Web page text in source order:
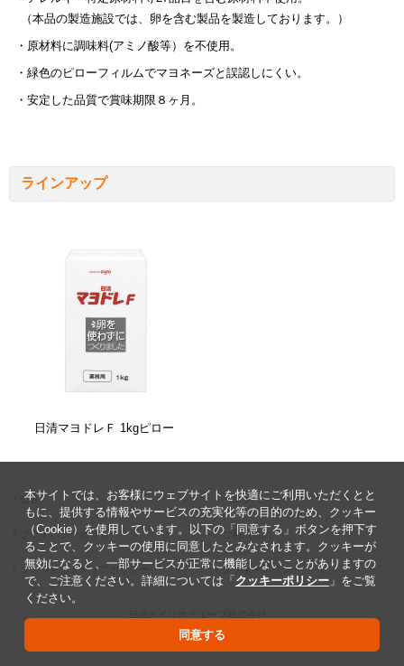
（本品の製造施設では、卵を含む製品を製造しております。）
・原材料に調味料(アミノ酸等）を不使用。
・緑色のピローフィルムでマヨネーズと誤認しにくい。
・安定した品質で賞味期限８ヶ月。
ラインアップ
日清マヨドレＦ 1kgピロー
公告 ヘルプ
プライバシーポリシー ご利用規約
ソーシャルメディアポリシー クッキーポリシー
Copyright ©2026 The Nisshin OilliO Group, Ltd.
本サイトでは、お客様にウェブサイトを快適にご利用いただくとと
もに、提供する情報やサービスの充実化等の目的のため、クッキー
（Cookie）を使用しています。以下の「同意する」ボタンを押下す
ることで、クッキーの使用に同意したとみなされます。クッキーが
無効になると、一部サービスが正常に機能しないことがありますの
で、ご注意ください。詳細については「クッキーポリシー」をご覧
ください。
同意する